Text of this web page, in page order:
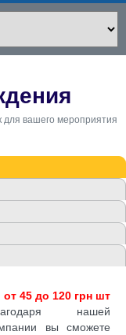
для вашего мероприятия
от 45 до 120 грн шт
нашей
вы сможете